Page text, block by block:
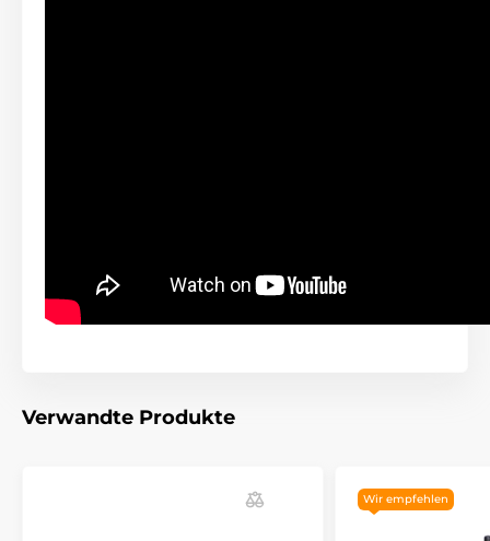
Verwandte Produkte
Wir empfehlen